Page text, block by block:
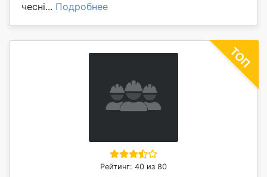
чесні... Подробнее
Рейтинг: 40 из 80